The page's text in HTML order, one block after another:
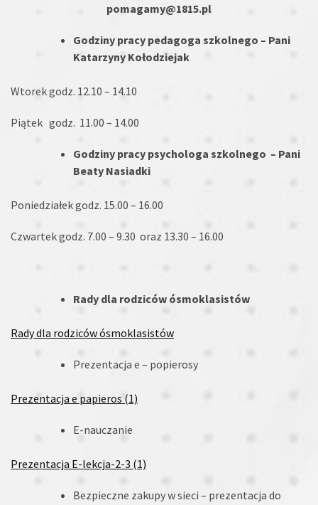
pomagamy@1815.pl
Godziny pracy pedagoga szkolnego – Pani
Katarzyny Kołodziejak
Wtorek godz. 12.10 – 14.10
Piątek godz. 11.00 – 14.00
Godziny pracy psychologa szkolnego – Pani
Beaty Nasiadki
Poniedziałek godz. 15.00 – 16.00
Czwartek godz. 7.00 – 9.30 oraz 13.30 – 16.00
Rady dla rodziców ósmoklasistów
Rady dla rodziców ósmoklasistów
Prezentacja e – popierosy
Prezentacja e papieros (1)
E-nauczanie
Prezentacja E-lekcja-2-3 (1)
Bezpieczne zakupy w sieci – prezentacja do